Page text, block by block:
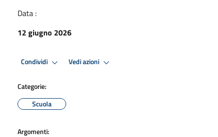
Data :
12 giugno 2026
Condividi Vedi azioni
Categorie:
Scuola
Argomenti: